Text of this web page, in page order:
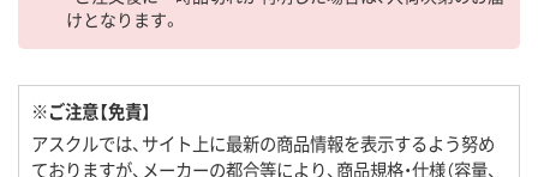
けとなります。
※ご注意【免責】
アスクルでは、サイト上に最新の商品情報を表示するよう努め
ておりますが、メーカーの都合等により、商品規格・仕様（容量、